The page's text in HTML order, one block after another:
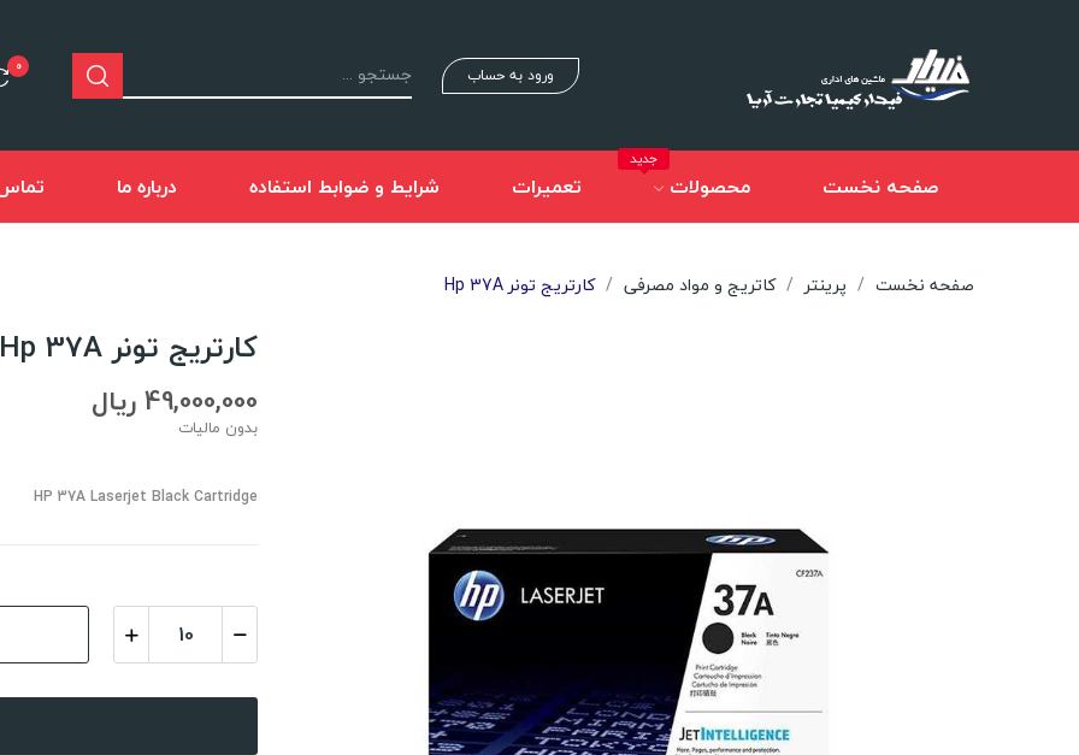
ورود به حساب 0
صفحه نخست محصولات
جدید
تعمیرات شرایط و ضوابط استفاده درباره ما
صفحه نخست پرینتر کاتریج و مواد مصرفی کارتریج تونر Hp 37A
کارتریج تونر Hp 37A
49,000,000 ریال
بدون مالیات
HP 37A Laserjet Black Cartridge